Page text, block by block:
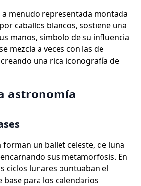
a menudo representada montada
caballos blancos, sostiene una
manos, símbolo de su influencia
mezcla a veces con las de
una rica iconografía de
astronomía
forman un ballet celeste, de luna
sus metamorfosis. En
ciclos lunares puntuaban el
base para los calendarios